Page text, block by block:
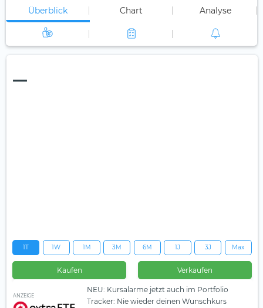
Überblick Chart Analyse
—
1T 1W 1M 3M 6M 1J 3J Max
Kaufen Verkaufen
ANZEIGE
NEU: Kursalarme jetzt auch im Portfolio
Tracker: Nie wieder deinen Wunschkurs